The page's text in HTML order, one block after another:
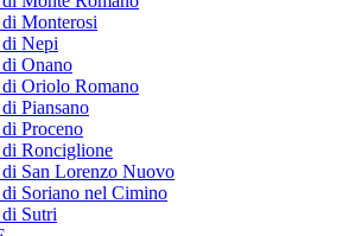
Monterosi
Nepi
Onano
Oriolo Romano
Piansano
Proceno
Ronciglione
San Lorenzo Nuovo
Soriano nel Cimino
Sutri